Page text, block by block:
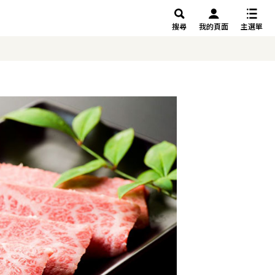
搜尋 我的頁面 主選單